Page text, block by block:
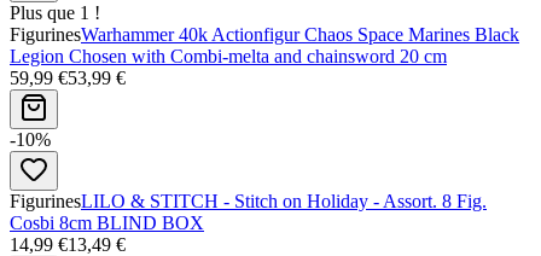
Plus que 1 !
FigurinesWarhammer 40k Actionfigur Chaos Space Marines Black
Legion Chosen with Combi-melta and chainsword 20 cm
59,99 €53,99 €
-10%
FigurinesLILO & STITCH - Stitch on Holiday - Assort. 8 Fig.
Cosbi 8cm BLIND BOX
14,99 €13,49 €